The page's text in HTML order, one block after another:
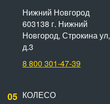
Нижний Новгород
603138 г. Нижний
Новгород, Строкина ул,
д.3
8 800 301-47-39
05 КОЛЕСО